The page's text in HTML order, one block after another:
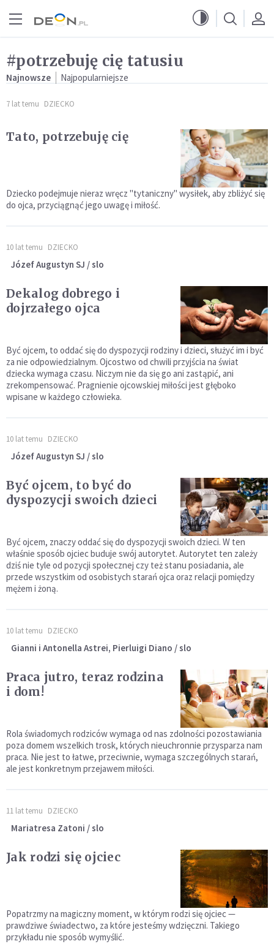
#potrzebuję cię tatusiu
Najnowsze Najpopularniejsze
7 lat temu DZIECKO
Tato, potrzebuję cię
Dziecko podejmuje nieraz wręcz "tytaniczny" wysiłek, aby zbliżyć się
do ojca, przyciągnąć jego uwagę i miłość.
10 lat temu DZIECKO
Józef Augustyn SJ / slo
Dekalog dobrego i
dojrzałego ojca
Być ojcem, to oddać się do dyspozycji rodziny i dzieci, służyć im i być
za nie odpowiedzialnym. Ojcostwo od chwili przyjścia na świat
dziecka wymaga czasu. Niczym nie da się go ani zastąpić, ani
zrekompensować. Pragnienie ojcowskiej miłości jest głęboko
wpisane w każdego człowieka.
10 lat temu DZIECKO
Józef Augustyn SJ / slo
Być ojcem, to być do
dyspozycji swoich dzieci
Być ojcem, znaczy oddać się do dyspozycji swoich dzieci. W ten
właśnie sposób ojciec buduje swój autorytet. Autorytet ten zależy
dziś nie tyle od pozycji społecznej czy też stanu posiadania, ale
przede wszystkim od osobistych starań ojca oraz relacji pomiędzy
mężem i żoną.
10 lat temu DZIECKO
Gianni i Antonella Astrei, Pierluigi Diano / slo
Praca jutro, teraz rodzina
i dom!
Rola świadomych rodziców wymaga od nas zdolności pozostawiania
poza domem wszelkich trosk, których nieuchronnie przysparza nam
praca. Nie jest to łatwe, przeciwnie, wymaga szczególnych starań,
ale jest konkretnym przejawem miłości.
11 lat temu DZIECKO
Mariatresa Zatoni / slo
Jak rodzi się ojciec
Popatrzmy na magiczny moment, w którym rodzi się ojciec —
prawdziwe świadectwo, za które jeste­śmy wdzięczni. Takiego
przykładu nie sposób wymyślić.